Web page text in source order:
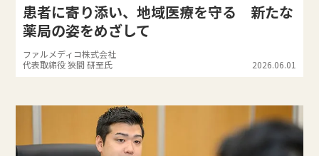
患者に寄り添い、地域医療を守る 新たな
薬局の姿をめざして
ファルメディコ株式会社
代表取締役 狹間 研至氏
2026.06.01